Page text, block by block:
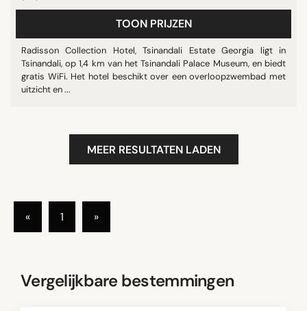
TOON PRIJZEN
Radisson Collection Hotel, Tsinandali Estate Georgia ligt in
Tsinandali, op 1,4 km van het Tsinandali Palace Museum, en biedt
gratis WiFi. Het hotel beschikt over een overloopzwembad met
uitzicht en ...
MEER RESULTATEN LADEN
« 1 »
Vergelijkbare bestemmingen